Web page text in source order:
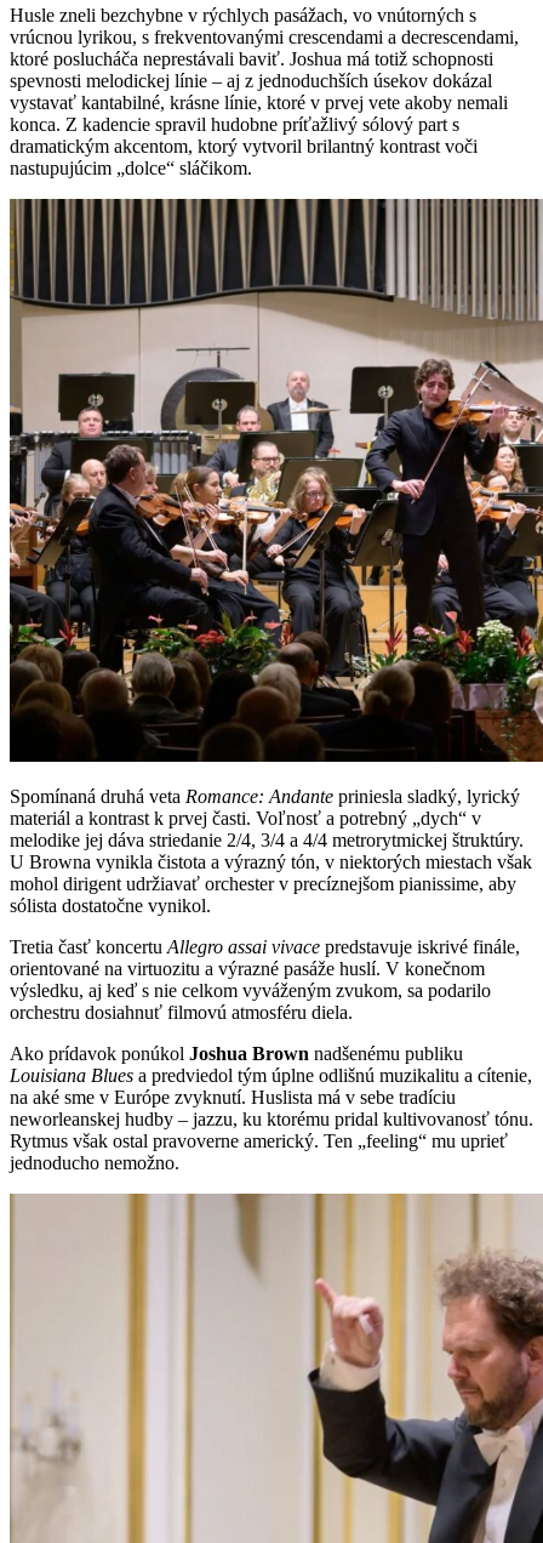
Husle zneli bezchybne v rýchlych pasážach, vo vnútorných s
vrúcnou lyrikou, s frekventovanými crescendami a decrescendami,
ktoré poslucháča neprestávali baviť. Joshua má totiž schopnosti
spevnosti melodickej línie – aj z jednoduchších úsekov dokázal
vystavať kantabilné, krásne línie, ktoré v prvej vete akoby nemali
konca. Z kadencie spravil hudobne príťažlivý sólový part s
dramatickým akcentom, ktorý vytvoril brilantný kontrast voči
nastupujúcim „dolce“ sláčikom.
Spomínaná druhá veta Romance: Andante priniesla sladký, lyrický
materiál a kontrast k prvej časti. Voľnosť a potrebný „dych“ v
melodike jej dáva striedanie 2/4, 3/4 a 4/4 metrorytmickej štruktúry.
U Browna vynikla čistota a výrazný tón, v niektorých miestach však
mohol dirigent udržiavať orchester v precíznejšom pianissime, aby
sólista dostatočne vynikol.
Tretia časť koncertu Allegro assai vivace predstavuje iskrivé finále,
orientované na virtuozitu a výrazné pasáže huslí. V konečnom
výsledku, aj keď s nie celkom vyváženým zvukom, sa podarilo
orchestru dosiahnuť filmovú atmosféru diela.
Ako prídavok ponúkol Joshua Brown nadšenému publiku
Louisiana Blues a predviedol tým úplne odlišnú muzikalitu a cítenie,
na aké sme v Európe zvyknutí. Huslista má v sebe tradíciu
neworleanskej hudby – jazzu, ku ktorému pridal kultivovanosť tónu.
Rytmus však ostal pravoverne americký. Ten „feeling“ mu uprieť
jednoducho nemožno.